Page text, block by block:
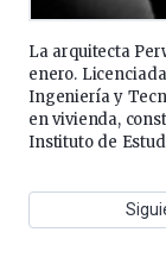
La arquitecta
enero.
Ingeniería y
en vivienda,
Instituto de